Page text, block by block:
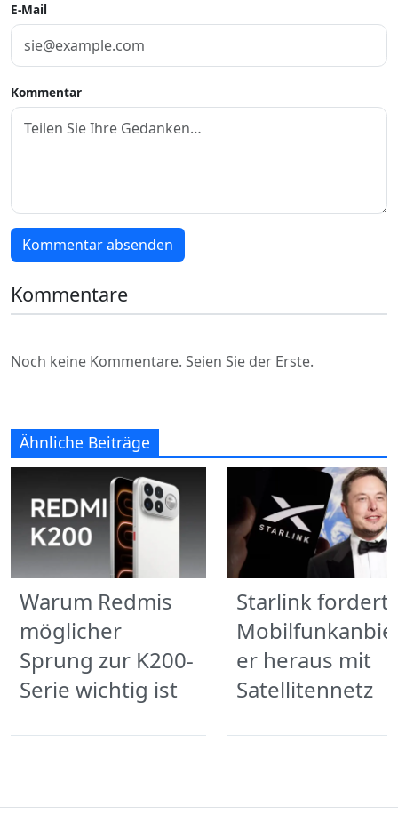
E-Mail
Kommentar
Kommentar absenden
Kommentare
Noch keine Kommentare. Seien Sie der Erste.
Ähnliche Beiträge
Warum Redmis
möglicher
Sprung zur K200-
Serie wichtig ist
Starlink fordert
er heraus mit
Satellitennetz